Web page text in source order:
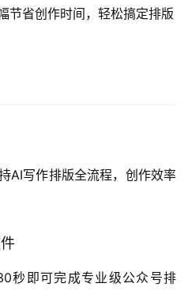
节省创作时间，轻松搞定排版
AI写作排版全流程，创作效率
秒即可完成专业级公众号排